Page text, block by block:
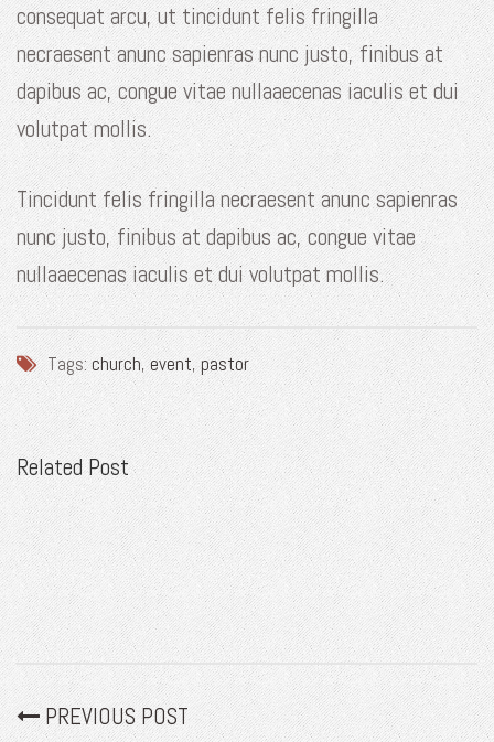
consequat arcu, ut tincidunt felis fringilla
necraesent anunc sapienras nunc justo, finibus at
dapibus ac, congue vitae nullaaecenas iaculis et dui
volutpat mollis.
Tincidunt felis fringilla necraesent anunc sapienras
nunc justo, finibus at dapibus ac, congue vitae
nullaaecenas iaculis et dui volutpat mollis.
Tags:church,event,pastor
Related Post
PREVIOUS POST